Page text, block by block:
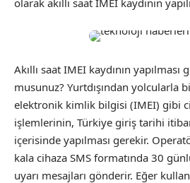
olarak akıllı saat IMEI kaydının
Akıllı saat IMEI kaydının
musunuz? Yurtdışından yolcularla
elektronik kimlik bilgisi (IMEI) gibi
işlemlerinin, Türkiye giriş tarihi
içerisinde yapılması gerekir.
kala cihaza SMS formatında 30
uyarı mesajları gönderir. Eğer